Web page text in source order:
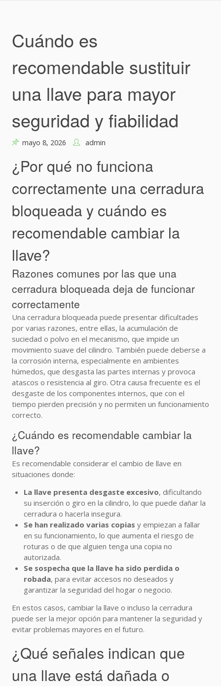
Cuándo es
recomendable sustituir
una llave para mayor
seguridad y fiabilidad
mayo 8, 2026 admin
¿Por qué no funciona
correctamente una cerradura
bloqueada y cuándo es
recomendable cambiar la
llave?
Razones comunes por las que una
cerradura bloqueada deja de funcionar
correctamente
Una cerradura bloqueada puede presentar dificultades
por varias razones, entre ellas, la acumulación de
suciedad o polvo en el mecanismo, que impide un
movimiento suave del cilindro. También puede deberse a
la corrosión interna, especialmente en ambientes
húmedos, que desgasta las partes internas y provoca
atascos o resistencia al giro. Otra causa frecuente es el
desgaste de los componentes internos, que con el
tiempo pierden precisión y no permiten un funcionamiento
correcto.
¿Cuándo es recomendable cambiar la
llave?
Es recomendable considerar el cambio de llave en
situaciones donde:
La llave presenta desgaste excesivo, dificultando
su inserción o giro en la cilindro, lo que puede dañar la
cerradura o hacerla insegura.
Se han realizado varias copias y empiezan a fallar
en su funcionamiento, lo que aumenta el riesgo de
roturas o de que alguien tenga una copia no
autorizada.
Se sospecha que la llave ha sido perdida o
robada, para evitar accesos no deseados y
garantizar la seguridad del hogar o negocio.
En estos casos, cambiar la llave o incluso la cerradura
puede ser la mejor opción para mantener la seguridad y
evitar problemas mayores en el futuro.
¿Qué señales indican que
una llave está dañada o